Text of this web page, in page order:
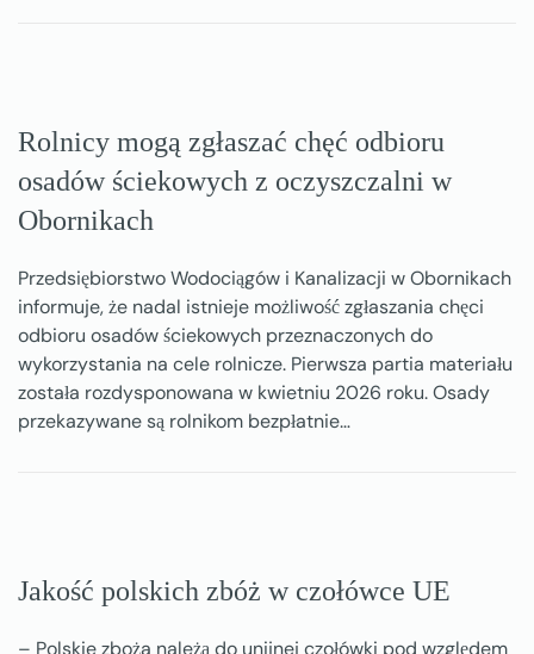
Rolnicy mogą zgłaszać chęć odbioru
osadów ściekowych z oczyszczalni w
Obornikach
Przedsiębiorstwo Wodociągów i Kanalizacji w Obornikach
informuje, że nadal istnieje możliwość zgłaszania chęci
odbioru osadów ściekowych przeznaczonych do
wykorzystania na cele rolnicze. Pierwsza partia materiału
została rozdysponowana w kwietniu 2026 roku. Osady
przekazywane są rolnikom bezpłatnie…
Jakość polskich zbóż w czołówce UE
– Polskie zboża należą do unijnej czołówki pod względem